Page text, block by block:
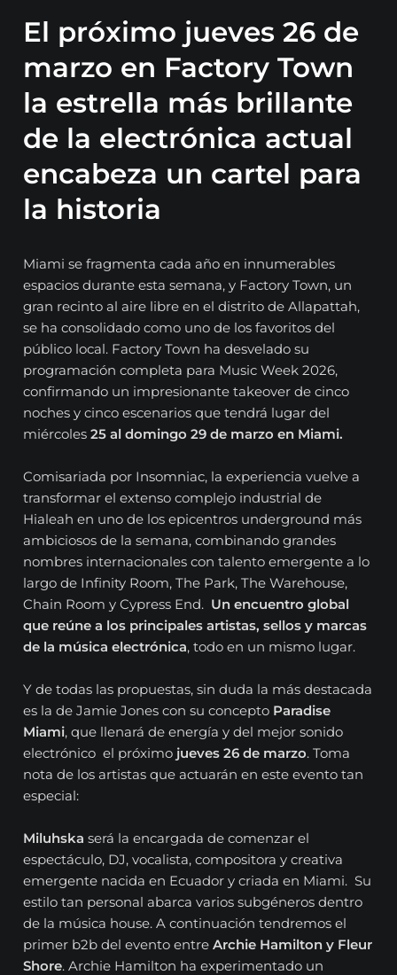
El próximo jueves 26 de
marzo en Factory Town
la estrella más brillante
de la electrónica actual
encabeza un cartel para
la historia
Miami se fragmenta cada año en innumerables
espacios durante esta semana, y Factory Town, un
gran recinto al aire libre en el distrito de Allapattah,
se ha consolidado como uno de los favoritos del
público local. Factory Town ha desvelado su
programación completa para Music Week 2026,
confirmando un impresionante takeover de cinco
noches y cinco escenarios que tendrá lugar del
miércoles25 al domingo 29 de marzo en Miami.
Comisariada por Insomniac, la experiencia vuelve a
transformar el extenso complejo industrial de
Hialeah en uno de los epicentros underground más
ambiciosos de la semana, combinando grandes
nombres internacionales con talento emergente a lo
largo de Infinity Room, The Park, The Warehouse,
Chain Room y Cypress End. Un encuentro global
que reúne a los principales artistas, sellos y marcas
de la música electrónica, todo en un mismo lugar.
Y de todas las propuestas, sin duda la más destacada
es la de Jamie Jones con su concepto Paradise
Miami, que llenará de energía y del mejor sonido
electrónico el próximo jueves 26 de marzo. Toma
nota de los artistas que actuarán en este evento tan
especial:
Miluhska será la encargada de comenzar el
espectáculo, DJ, vocalista, compositora y creativa
emergente nacida en Ecuador y criada en Miami. Su
estilo tan personal abarca varios subgéneros dentro
de la música house. A continuación tendremos el
primer b2b del evento entreArchie Hamilton y Fleur
Shore. Archie Hamilton ha experimentado un